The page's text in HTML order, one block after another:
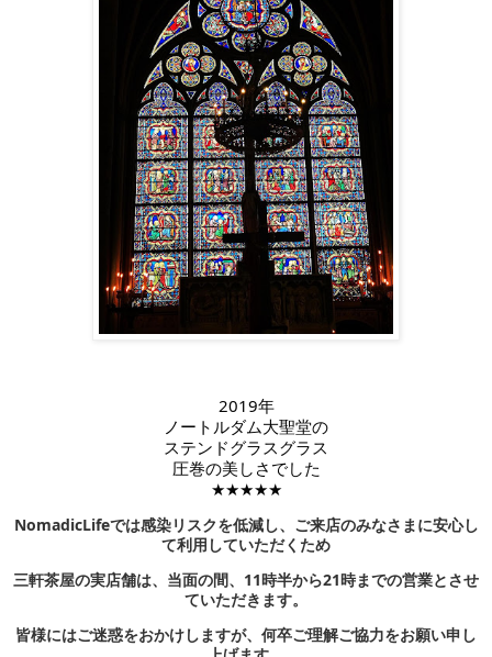
2019年
ノートルダム大聖堂の
ステンドグラスグラス
圧巻の美しさでした
★★★★★
NomadicLifeでは感染リスクを低減し、ご来店のみなさまに安心し
て利用していただくため
三軒茶屋の実店舗は、当面の間、11時半から21時までの営業とさせ
ていただきます。
皆様にはご迷惑をおかけしますが、何卒ご理解ご協力をお願い申し